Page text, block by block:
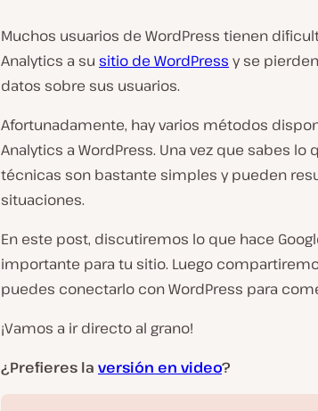
Muchos usuarios de WordPress tienen
Analytics a su sitio de WordPress y se
datos sobre sus usuarios.
Afortunadamente, hay varios métodos
Analytics a WordPress. Una vez que sabes
técnicas son bastante simples y pueden
situaciones.
En este post, discutiremos lo que hace
importante para tu sitio. Luego
puedes conectarlo con WordPress para
¡Vamos a ir directo al grano!
¿Prefieres la versión en video?